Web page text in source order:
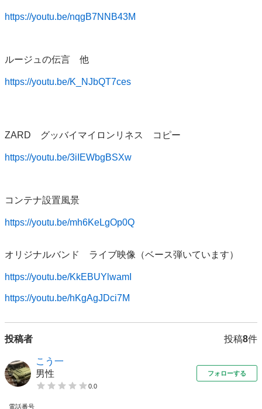
https://youtu.be/nqgB7NNB43M
ルージュの伝言　他
https://youtu.be/K_NJbQT7ces
ZARD　グッバイマイロンリネス　コピー
https://youtu.be/3iIEWbgBSXw
コンテナ設置風景
https://youtu.be/mh6KeLgOp0Q
オリジナルバンド　ライブ映像（ベース弾いています）
https://youtu.be/KkEBUYlwamI
https://youtu.be/hKgAgJDci7M
投稿者 投稿8件
こう一
男性
0.0
フォローする
電話番号